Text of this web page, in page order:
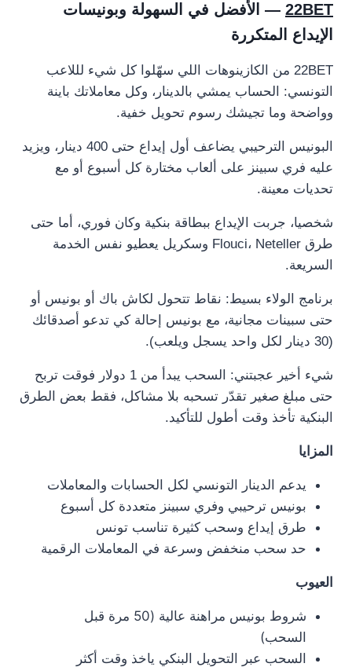
22BET — الأفضل في السهولة وبونيسات
الإيداع المتكررة
22BET من الكازينوهات اللي سهّلوا كل شيء لللاعب
التونسي: الحساب يمشي بالدينار، وكل معاملاتك باينة
وواضحة وما تجيشك رسوم تحويل خفية.
البونيس الترحيبي يضاعف أول إيداع حتى 400 دينار، ويزيد
عليه فري سبينز على ألعاب مختارة كل أسبوع أو مع
تحديات معينة.
شخصيا، جربت الإيداع ببطاقة بنكية وكان فوري، أما حتى
طرق Flouci، Neteller وسكريل يعطيو نفس الخدمة
السريعة.
برنامج الولاء بسيط: نقاط تتحول لكاش باك أو بونيس أو
حتى سبينات مجانية، مع بونيس إحالة كي تدعو أصدقائك
(30 دينار لكل واحد يسجل ويلعب).
شيء أخير عجبتني: السحب يبدأ من 1 دولار فوقت تربح
حتى مبلغ صغير تقدّر تسحبه بلا مشاكل، فقط بعض الطرق
البنكية تأخذ وقت أطول للتأكيد.
المزايا
يدعم الدينار التونسي لكل الحسابات والمعاملات
بونيس ترحيبي وفري سبينز متعددة كل أسبوع
طرق إيداع وسحب كثيرة تناسب تونس
حد سحب منخفض وسرعة في المعاملات الرقمية
العيوب
شروط بونيس مراهنة عالية (50 مرة قبل
السحب)
السحب عبر التحويل البنكي ياخذ وقت أكثر